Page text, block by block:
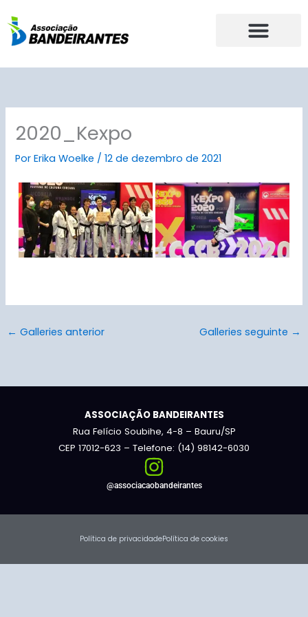
para
2020_Kexpo
PorErika Woelke /12 de dezembro de 2021
← Galleries anterior Galleries seguinte →
ASSOCIAÇÃO BANDEIRANTES
Rua Felício Soubihe, 4-8 – Bauru/SP
CEP 17012-623 – Telefone: (14) 98142-6030
@associacaobandeirantes
Política de privacidadePolítica de cookies